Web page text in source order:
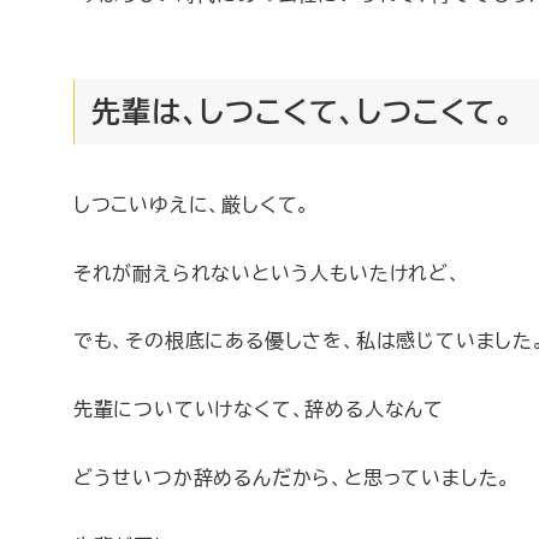
先輩は、しつこくて、しつこくて。
しつこいゆえに、厳しくて。
それが耐えられないという人もいたけれど、
でも、その根底にある優しさを、私は感じていました
先輩についていけなくて、辞める人なんて
どうせいつか辞めるんだから、と思っていました。